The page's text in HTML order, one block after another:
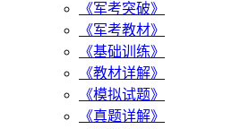
《军考突破》
《军考教材》
《基础训练》
《教材详解》
《模拟试题》
《真题详解》